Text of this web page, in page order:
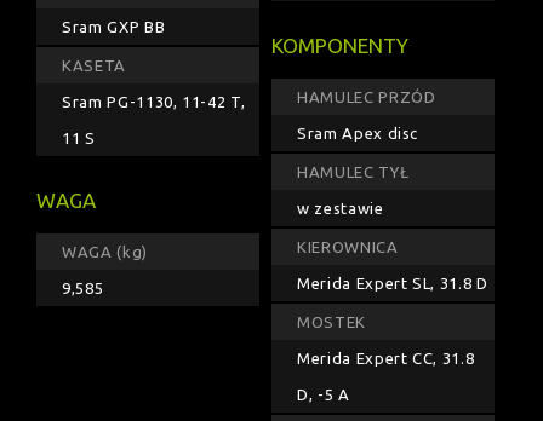
Sram GXP BB
KASETA
Sram PG-1130, 11-42 T,
11 S
WAGA
WAGA (kg)
9,585
KOMPONENTY
HAMULEC PRZÓD
Sram Apex disc
HAMULEC TYŁ
w zestawie
KIEROWNICA
Merida Expert SL, 31.8 D
MOSTEK
Merida Expert CC, 31.8
D, -5 A